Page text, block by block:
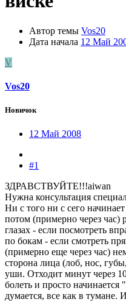
Автор темы Vos20
Дата начала 12 Май
V
Vos20
Новичок
12 Май 2008
#1
ЗДРАВСТВУЙТЕ!!!aiwan
Нужна консультация
Ни с того ни с сего
потом (примерно через час)
глазах - если посмотреть
по бокам - если смотреть
(примерно еще через час)
сторона лица (лоб, нос,
уши. Отходит минут через
болеть и просто
думается, все как в тумане.